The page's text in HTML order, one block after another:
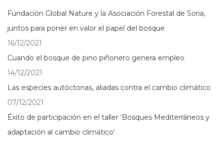
Fundación Global Nature y la Asociación Forestal de Soria,
juntos para poner en valor el papel del bosque
16/12/2021
Cuando el bosque de pino piñonero genera empleo
14/12/2021
Las especies autóctonas, aliadas contra el cambio climático
07/12/2021
Éxito de participación en el taller 'Bosques Mediterráneos y
adaptación al cambio climático'